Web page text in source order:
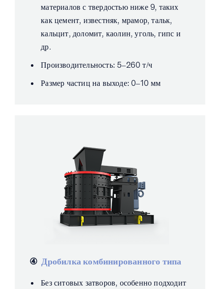
материалов с твердостью ниже 9, таких
как цемент, известняк, мрамор, тальк,
кальцит, доломит, каолин, уголь, гипс и
др.
Производительность: 5–260 т/ч
Размер частиц на выходе: 0–10 мм
④ Дробилка комбинированного типа
Без ситовых затворов, особенно подходит